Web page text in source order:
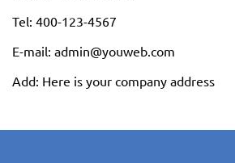
Tel: 400-123-4567
E-mail: admin@youweb.com
Add: Here is your company address